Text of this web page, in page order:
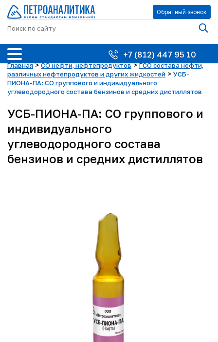
Обратный звонок
+7 (812) 447 95 10
Главная>СО нефти, нефтепродуктов>ГСО состава нефти,
различных нефтепродуктов и других жидкостей > УСБ-
ПИОНА-ПА: СО группового и индивидуального
углеводородного состава бензинов и средних дистиллятов
УСБ-ПИОНА-ПА: СО группового и
индивидуального
углеводородного состава
бензинов и средних дистиллятов